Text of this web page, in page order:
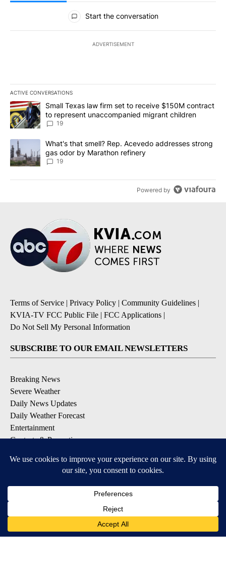
All Comments
Start the conversation
ADVERTISEMENT
ACTIVE CONVERSATIONS
The following is a list of the most commented articles in the last
A trending article titled "Small Texas law firm set to receive
Small Texas law firm set to receive $150M contract
to represent unaccompanied migrant children
19
A trending article titled "What's that smell? Rep. Acevedo
What's that smell? Rep. Acevedo addresses strong
gas odor by Marathon refinery
19
Powered by
Terms of Service | Privacy Policy | Community Guidelines |
KVIA-TV FCC Public File | FCC Applications |
Do Not Sell My Personal Information
SUBSCRIBE TO OUR EMAIL NEWSLETTERS
Breaking News
Severe Weather
Daily News Updates
Daily Weather Forecast
Entertainment
Contests & Promotions
DOWNLOAD OUR APPS
Available for iOS and Android